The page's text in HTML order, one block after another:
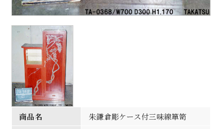
商品名
朱鎌倉彫ケース付三味線箪笥